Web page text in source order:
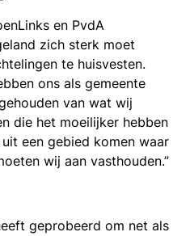
en PvdA
zich sterk moet
te huisvesten.
ons als gemeente
van wat wij
die het moeilijker hebben
een gebied komen waar
wij aan vasthouden.”
geprobeerd om net als